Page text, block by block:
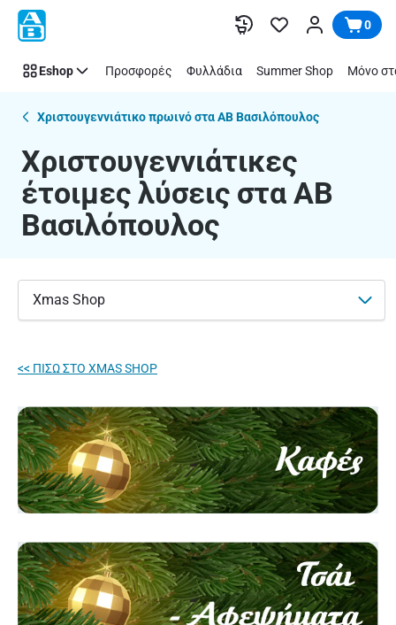
Παράλειψη
Χριστουγεννιάτικες
έτοιμες
Βασιλόπουλος
0
Eshop Προσφορές Φυλλάδια Summer Shop Μόνο
Χριστουγεννιάτικο πρωινό στα ΑΒ Βασιλόπουλος
Χριστουγεννιάτικες
έτοιμες λύσεις στα ΑΒ
Βασιλόπουλος
Xmas Shop
<< ΠΙΣΩ ΣΤO XMAS SHOP